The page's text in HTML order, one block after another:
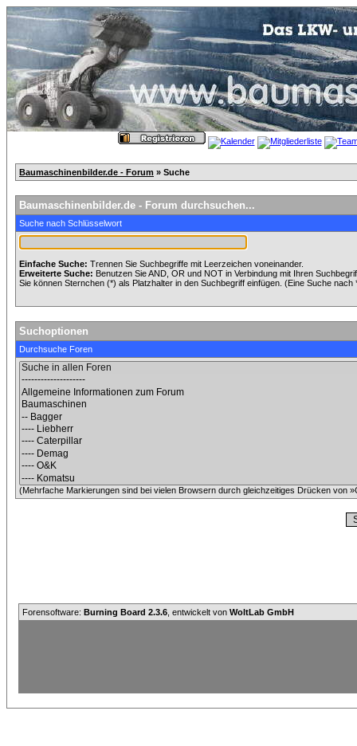
Baumaschinenbilder.de - Forum » Suche
Baumaschinenbilder.de - Forum durchsuchen...
Suche nach Schlüsselwort
Einfache Suche: Trennen Sie Suchbegriffe mit Leerzeichen voneinander.
Erweiterte Suche: Benutzen Sie AND, OR und NOT in Verbindung mit Ihren
Sie können Sternchen (*) als Platzhalter in den Suchbegriff einfügen. (Eine Suche
Suchoptionen
Durchsuche Foren
(Mehrfache Markierungen sind bei vielen Browsern durch gleichzeitiges Drücken von
Forensoftware: Burning Board 2.3.6 , entwickelt von WoltLab GmbH